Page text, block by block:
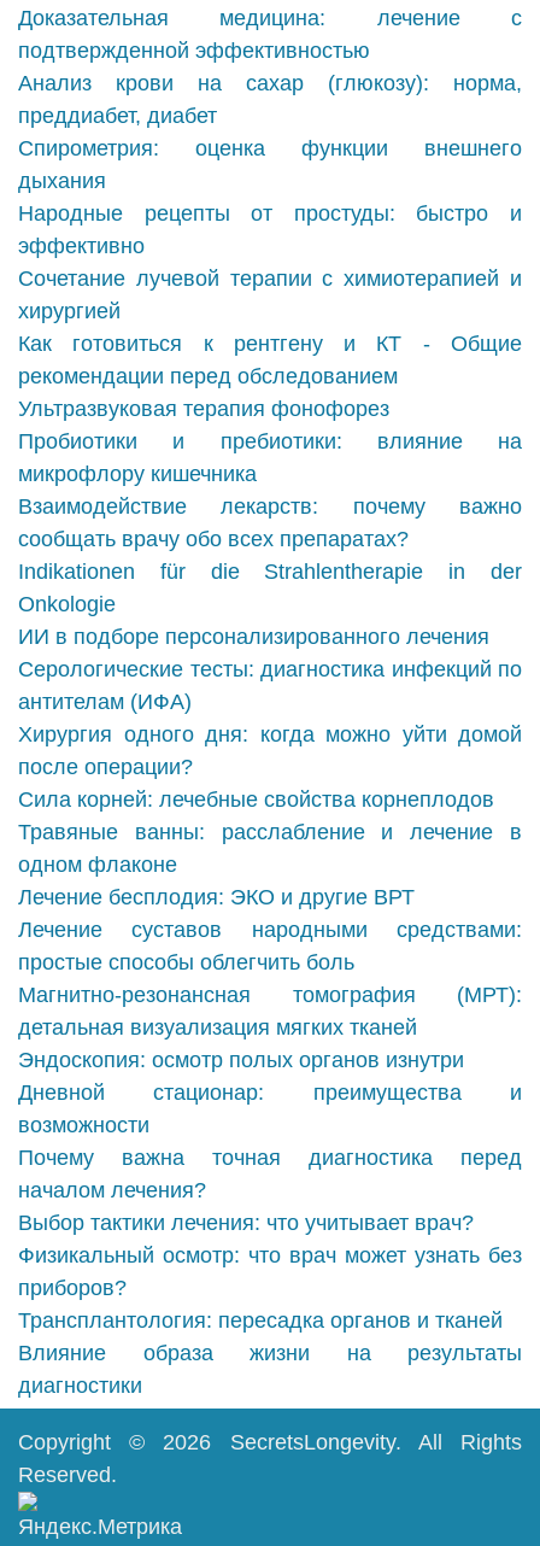
Доказательная медицина: лечение с
подтвержденной эффективностью
Анализ крови на сахар (глюкозу): норма,
преддиабет, диабет
Спирометрия: оценка функции внешнего
дыхания
Народные рецепты от простуды: быстро и
эффективно
Сочетание лучевой терапии с химиотерапией и
хирургией
Как готовиться к рентгену и КТ - Общие
рекомендации перед обследованием
Ультразвуковая терапия фонофорез
Пробиотики и пребиотики: влияние на
микрофлору кишечника
Взаимодействие лекарств: почему важно
сообщать врачу обо всех препаратах?
Indikationen für die Strahlentherapie in der
Onkologie
ИИ в подборе персонализированного лечения
Серологические тесты: диагностика инфекций по
антителам (ИФА)
Хирургия одного дня: когда можно уйти домой
после операции?
Сила корней: лечебные свойства корнеплодов
Травяные ванны: расслабление и лечение в
одном флаконе
Лечение бесплодия: ЭКО и другие ВРТ
Лечение суставов народными средствами:
простые способы облегчить боль
Магнитно-резонансная томография (МРТ):
детальная визуализация мягких тканей
Эндоскопия: осмотр полых органов изнутри
Дневной стационар: преимущества и
возможности
Почему важна точная диагностика перед
началом лечения?
Выбор тактики лечения: что учитывает врач?
Физикальный осмотр: что врач может узнать без
приборов?
Трансплантология: пересадка органов и тканей
Влияние образа жизни на результаты
диагностики
Copyright © 2026 SecretsLongevity. All Rights
Reserved.